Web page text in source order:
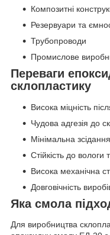
Композитні
Резервуари та
Трубопроводи
Промислове
Переваги
склопластику
Висока міцність
Чудова адгезія до
Мінімальна зсідання
Стійкість до вологи
Висока механічна
Довговічність
Яка смола
Для виробництва